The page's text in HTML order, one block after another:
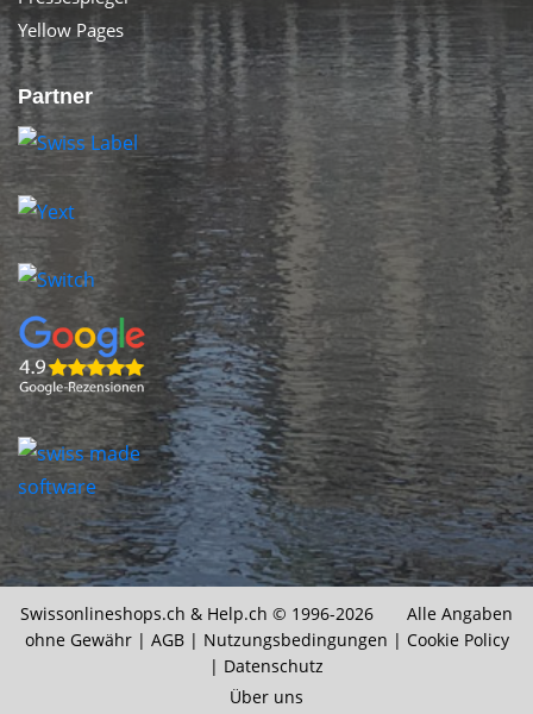
Yellow Pages
Partner
Swissonlineshops.ch & Help.ch © 1996-2026 Alle Angaben
ohne Gewähr | AGB| Nutzungsbedingungen | Cookie Policy
| Datenschutz
Über uns